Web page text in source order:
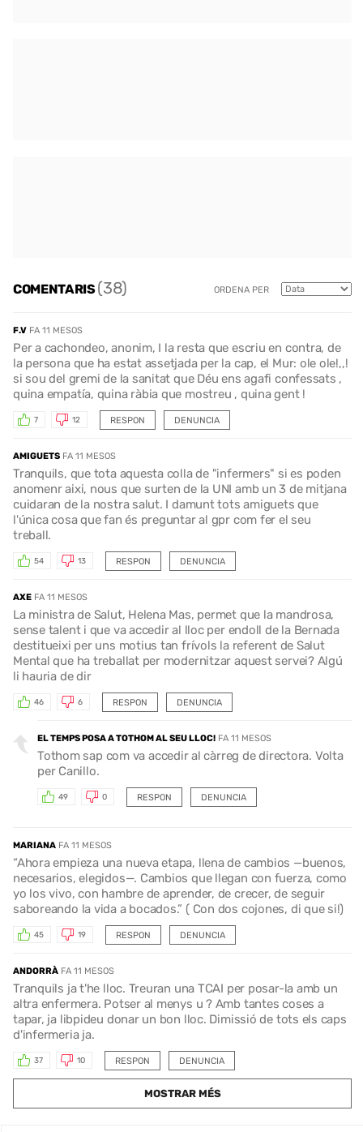
COMENTARIS(38) ORDENA PER
F.V FA 11 MESOS
Per a cachondeo, anonim, I la resta que escriu en contra, de
la persona que ha estat assetjada per la cap, el Mur: ole ole!,,!
si sou del gremi de la sanitat que Déu ens agafi confessats ,
quina empatía, quina ràbia que mostreu , quina gent !
RESPON
7 12 DENUNCIA
AMIGUETS FA 11 MESOS
Tranquils, que tota aquesta colla de "infermers" si es poden
anomenr aixi, nous que surten de la UNI amb un 3 de mitjana
cuidaran de la nostra salut. I damunt tots amiguets que
l'única cosa que fan és preguntar al gpr com fer el seu
treball.
RESPON
54 13 DENUNCIA
AXE FA 11 MESOS
La ministra de Salut, Helena Mas, permet que la mandrosa,
sense talent i que va accedir al lloc per endoll de la Bernada
destitueixi per uns motius tan frívols la referent de Salut
Mental que ha treballat per modernitzar aquest servei? Algú
li hauria de dir
RESPON
46 6 DENUNCIA
EL TEMPS POSA A TOTHOM AL SEU LLOC! FA 11 MESOS
Tothom sap com va accedir al càrreg de directora. Volta
per Canillo.
RESPON
49 0 DENUNCIA
MARIANA FA 11 MESOS
“Ahora empieza una nueva etapa, llena de cambios —buenos,
necesarios, elegidos—. Cambios que llegan con fuerza, como
yo los vivo, con hambre de aprender, de crecer, de seguir
saboreando la vida a bocados.” ( Con dos cojones, di que si!)
RESPON
45 19 DENUNCIA
ANDORRÀ FA 11 MESOS
Tranquils ja t'he lloc. Treuran una TCAI per posar-la amb un
altra enfermera. Potser al menys u ? Amb tantes coses a
tapar, ja libpideu donar un bon lloc. Dimissió de tots els caps
d'infermeria ja.
RESPON
37 10 DENUNCIA
MOSTRAR MÉS